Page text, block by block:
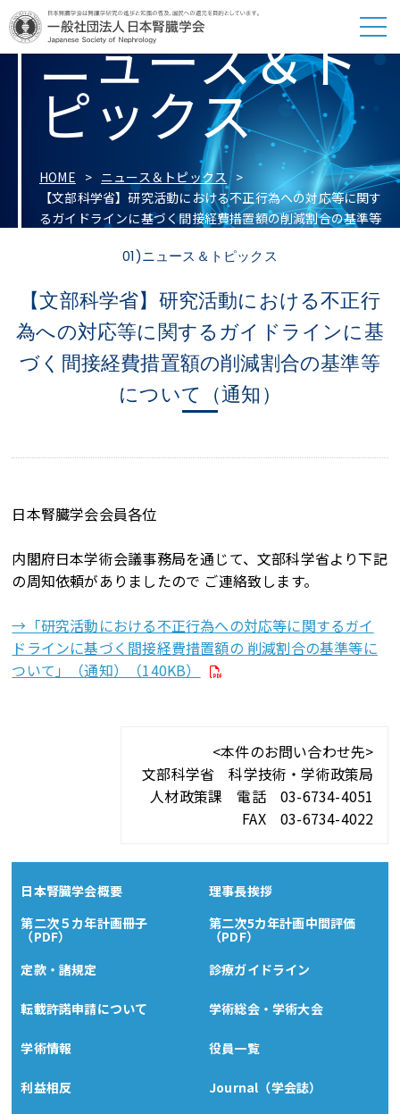
ニュース＆ト
ピックス
HOME
ニュース＆トピックス
【文部科学省】研究活動における不正行為への対応等に関す
るガイドラインに基づく間接経費措置額の削減割合の基準等
日本腎臓学会概要
理事長挨拶
第二次５カ年計画冊子
（PDF）
第二次5カ年計画中間評価
（PDF）
定款・諸規定
診療ガイドライン
転載許諾申請について 学術総会・学術大会
学術情報 役員一覧
利益相反 Journal（学会誌）
01)ニュース＆トピックス
【文部科学省】研究活動における不正行
為への対応等に関するガイドラインに基
づく間接経費措置額の削減割合の基準等
について（通知）
日本腎臓学会会員各位
内閣府日本学術会議事務局を通じて、文部科学省より下記
の周知依頼がありましたので ご連絡致します。
→「研究活動における不正行為への対応等に関するガイ
ドラインに基づく間接経費措置額の 削減割合の基準等に
ついて」（通知）（140KB）
<本件のお問い合わせ先>
文部科学省 科学技術・学術政策局
人材政策課 電話 03-6734-4051
FAX 03-6734-4022